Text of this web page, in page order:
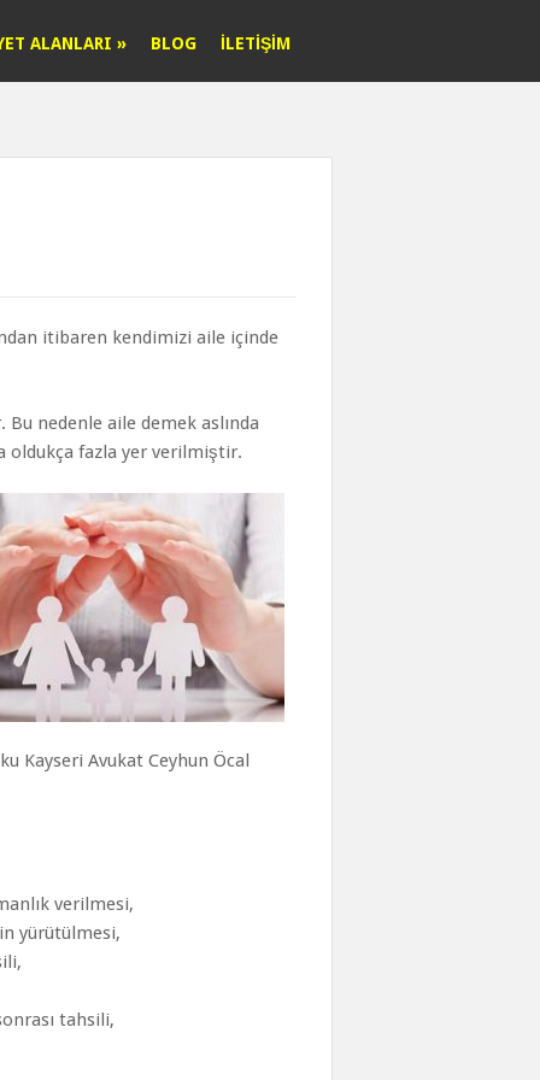
ALANLARI » BLOG İLETIŞIM
itibaren kendimizi aile içinde
nedenle aile demek aslında
oldukça fazla yer verilmiştir.
Kayseri Avukat Ceyhun Öcal
verilmesi,
yürütülmesi,
tahsili,